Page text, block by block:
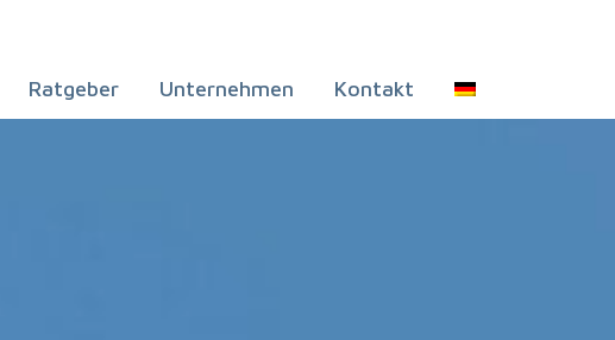
Ratgeber Unternehmen Kontakt